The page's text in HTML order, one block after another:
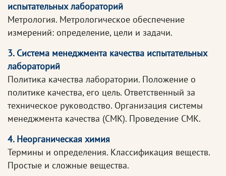
испытательных лабораторий
Метрология. Метрологическое обеспечение
измерений: определение, цели и задачи.
3. Система менеджмента качества испытательных
лабораторий
Политика качества лаборатории. Положение о
политике качества, его цель. Ответственный за
техническое руководство. Организация системы
менеджмента качества (СМК). Проведение СМК.
4. Неорганическая химия
Термины и определения. Классификация веществ.
Простые и сложные вещества.